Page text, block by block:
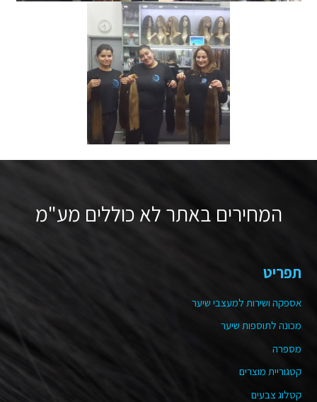
המחירים באתר לא כוללים מע"מ
תפריט
אספקה ושירות למעצבי שיער
מכונה לתוספות שיער
מספרה
קטגוריית מוצרים
קטלוג צבעים